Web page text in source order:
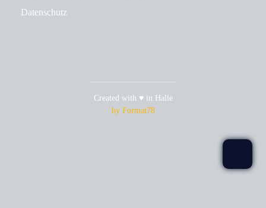
Datenschutz
Created with ♥ in Halle
by Format78